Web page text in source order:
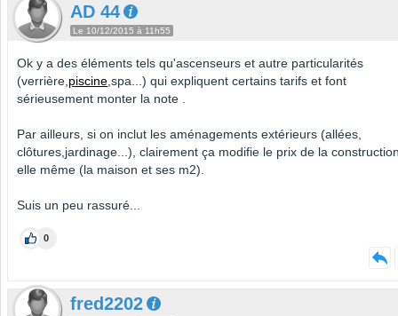
AD 44
Le 10/12/2015 à 11h55
Ok y a des éléments tels qu'ascenseurs et autre particularités
(verrière, piscine ,spa...) qui expliquent certains tarifs et font
sérieusement monter la note .
Par ailleurs, si on inclut les aménagements extérieurs (allées,
clôtures,jardinage...), clairement ça modifie le prix de la
elle même (la maison et ses m2).
Suis un peu rassuré...
0
fred2202